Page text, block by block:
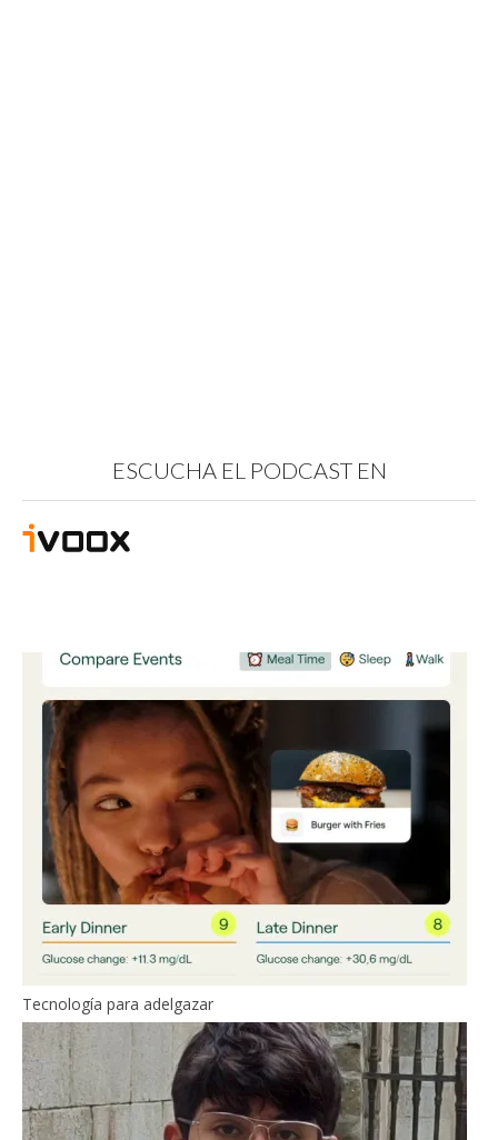
ESCUCHA EL PODCAST EN
Tecnología para adelgazar